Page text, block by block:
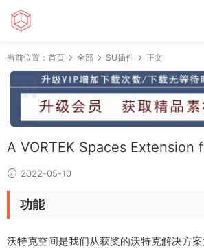
当前位置： 首页 全部 SU插件 正文
A VORTEK Spaces Extension
2022-05-10
功能
沃特克空间是我们从获奖的沃特克解决方